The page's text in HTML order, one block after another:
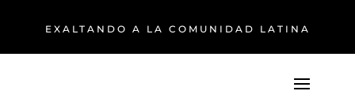
EXALTANDO A LA COMUNIDAD LATINA